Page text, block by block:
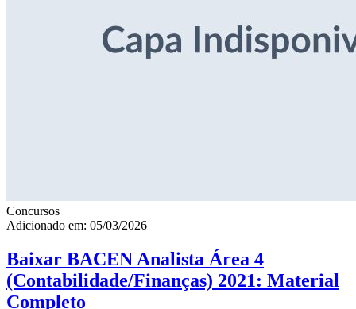
Concursos
Adicionado em: 05/03/2026
Baixar BACEN Analista Área 4
(Contabilidade/Finanças) 2021: Material
Completo